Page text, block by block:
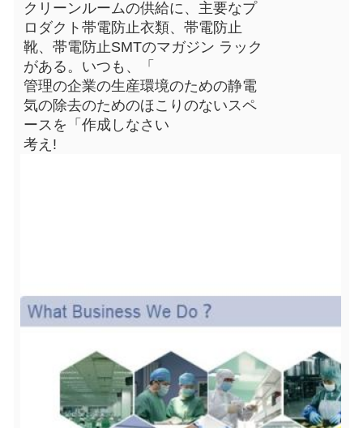
クリーンルームの供給に、主要なプ
ロダクト帯電防止衣類、帯電防止
靴、帯電防止SMTのマガジン ラック
がある。いつも、「
管理の企業の生産環境のための静電
気の除去のためのほこりのないスペ
ースを「作成しなさい
考え!